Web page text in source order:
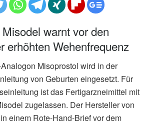
warnt vor den
erhöhten Wehenfrequenz
Misoprostol wird in der
von Geburten eingesetzt. Für
ist das Fertigarzneimittel mit
zugelassen. Der Hersteller von
einem Rote-Hand-Brief vor dem